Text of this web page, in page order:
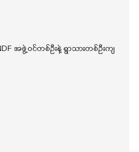
အဖွဲ့ဝင်တစ်ဦးနဲ့ ရွာသားတစ်ဦးကျ